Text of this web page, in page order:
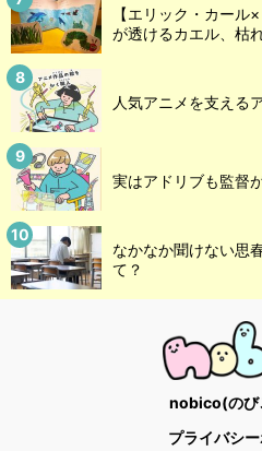
【エリック・カー
が透けるカエル、枯
人気アニメを支える
実はアドリブも監督
なかなか聞けない思
て？
nobico(のび
プライバシ